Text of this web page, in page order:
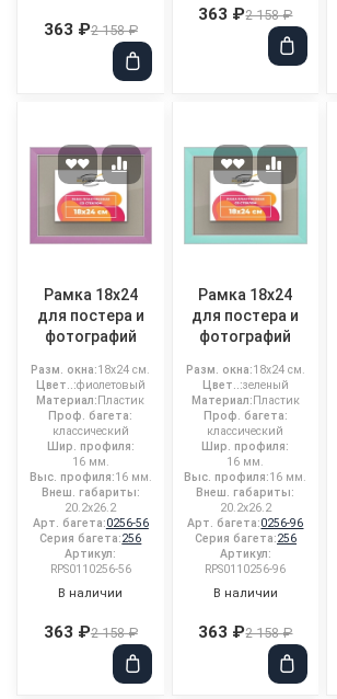
363 ₽2 158 ₽
363 ₽2 158 ₽
Рамка 18x24
для постера и
фотографий
Разм. окна:18x24 см.
Цвет..:фиолетовый
Материал: Пластик
Проф. багета:
классический
Шир. профиля:
16 мм.
Выс. профиля:16 мм.
Внеш. габариты:
20.2x26.2
Арт. багета:0256-56
Серия багета:256
Артикул:
RPS0110256-56
В наличии
363 ₽2 158 ₽
Рамка 18x24
для постера и
фотографий
Разм. окна:18x24 см.
Цвет..:зеленый
Материал: Пластик
Проф. багета:
классический
Шир. профиля:
16 мм.
Выс. профиля:16 мм.
Внеш. габариты:
20.2x26.2
Арт. багета:0256-96
Серия багета:256
Артикул:
RPS0110256-96
В наличии
363 ₽2 158 ₽